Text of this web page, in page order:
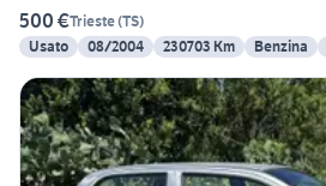
500 €Trieste(TS)
Usato
08/2004 230703 Km Benzina